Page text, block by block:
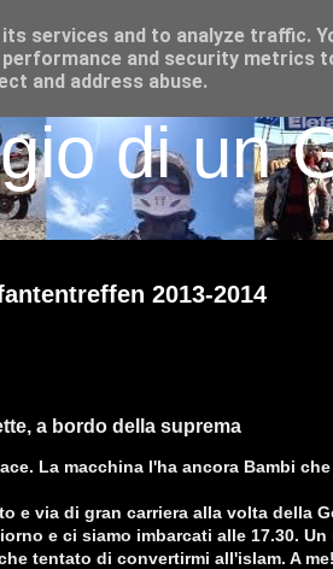
di un
2013-2014
a bordo della suprema
La macchina l'ha ancora Bambi
e via di gran carriera alla volta della
e ci siamo imbarcati alle 17.30.
tentato di convertirmi all'islam. A
services and to analyze traffic.
and security metrics
and address abuse.